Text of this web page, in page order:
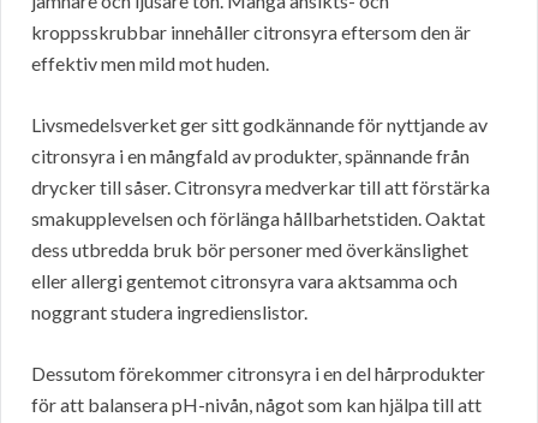
kroppsskrubbar innehåller citronsyra eftersom den är
effektiv men mild mot huden.
Livsmedelsverket ger sitt godkännande för nyttjande av
citronsyra i en mångfald av produkter, spännande från
drycker till såser. Citronsyra medverkar till att förstärka
smakupplevelsen och förlänga hållbarhetstiden. Oaktat
dess utbredda bruk bör personer med överkänslighet
eller allergi gentemot citronsyra vara aktsamma och
noggrant studera ingredienslistor.
Dessutom förekommer citronsyra i en del hårprodukter
för att balansera pH-nivån, något som kan hjälpa till att